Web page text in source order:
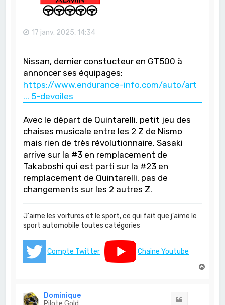
17 janv. 2025, 14:34
Nissan, dernier constucteur en GT500 à
annoncer ses équipages:
https://www.endurance-info.com/auto/art
... 5-devoiles
Avec le départ de Quintarelli, petit jeu des
chaises musicale entre les 2 Z de Nismo
mais rien de très révolutionnaire, Sasaki
arrive sur la #3 en remplacement de
Takaboshi qui est parti sur la #23 en
remplacement de Quintarelli, pas de
changements sur les 2 autres Z.
J'aime les voitures et le sport, ce qui fait que j'aime le
sport automobile toutes catégories
Compte Twitter
Chaine Youtube
Dominique